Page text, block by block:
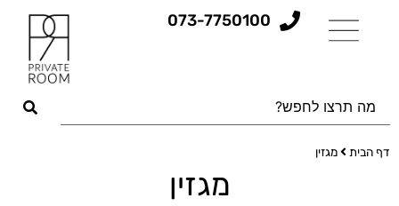
073-7750100
דף הבית מגזין
מגזין